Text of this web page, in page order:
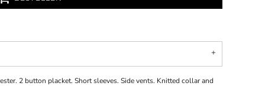
2 button placket. Short sleeves. Side vents. Knitted collar and